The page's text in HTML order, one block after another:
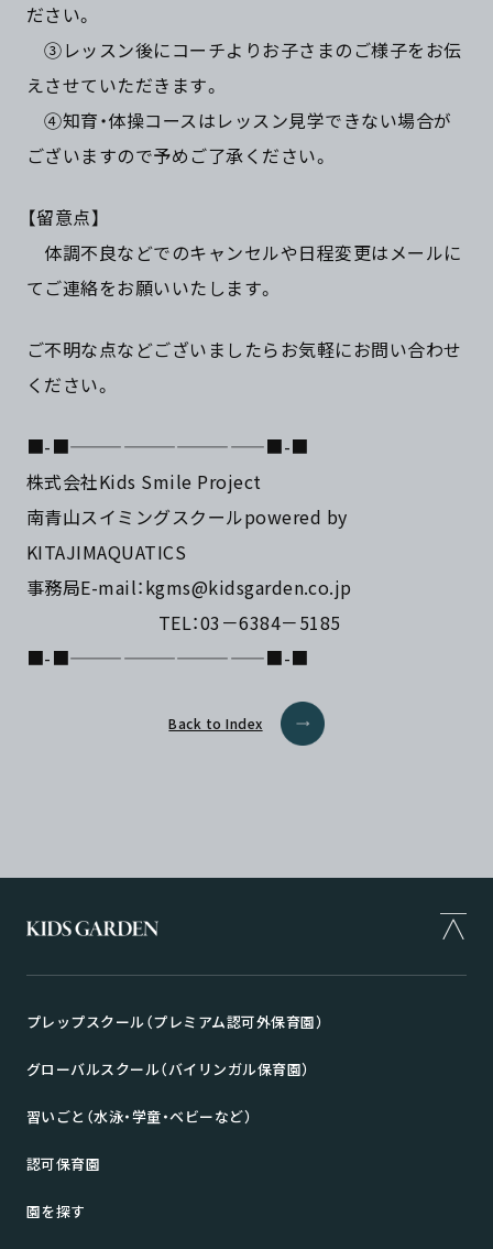
ださい。
③レッスン後にコーチよりお子さまのご様子をお伝
えさせていただきます。
④知育・体操コースはレッスン見学できない場合が
ございますので予めご了承ください。
【留意点】
体調不良などでのキャンセルや日程変更はメールに
てご連絡をお願いいたします。
ご不明な点などございましたらお気軽にお問い合わせ
ください。
■-■———————————■-■
株式会社Kids Smile Project
南青山スイミングスクールpowered by
KITAJIMAQUATICS
事務局E-mail：kgms@kidsgarden.co.jp
TEL：03－6384－5185
■-■———————————■-■
Back to Index
プレップスクール（プレミアム認可外保育園）
グローバルスクール（バイリンガル保育園）
習いごと（水泳・学童・ベビーなど）
認可保育園
園を探す